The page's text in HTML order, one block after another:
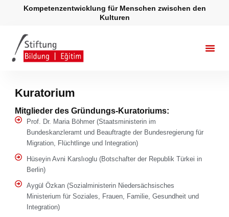
Kompetenzentwicklung für Menschen zwischen den
Kulturen
Kuratorium
Mitglieder des Gründungs-Kuratoriums:
Prof. Dr. Maria Böhmer (Staatsministerin im
Bundeskanzleramt und Beauftragte der Bundesregierung für
Migration, Flüchtlinge und Integration)
Hüseyin Avni Karslıoglu (Botschafter der Republik Türkei in
Berlin)
Aygül Özkan (Sozialministerin Niedersächsisches
Ministerium für Soziales, Frauen, Familie, Gesundheit und
Integration)